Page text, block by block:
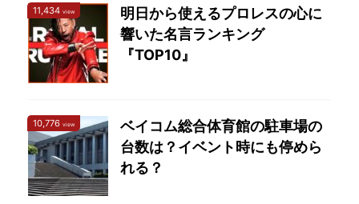
けば大丈夫！」な３つの
ーを受けている ...
11,434 view
明日から使えるプロレスの心に
響いた名言ランキング
『TOP10』
10,776 view
ベイコム総合体育館の駐車場の
台数は？イベント時にも停めら
れる？